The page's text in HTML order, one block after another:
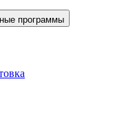
программы